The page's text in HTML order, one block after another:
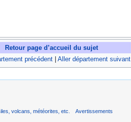
Retour page d’accueil du sujet
précédent| Aller département suivant
volcans, météorites, etc. Avertissements